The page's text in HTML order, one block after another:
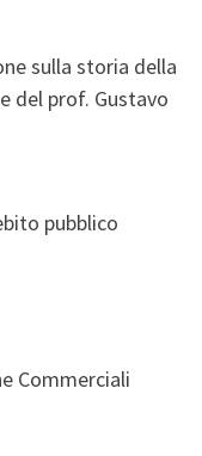
sulla storia della
del prof. Gustavo
pubblico
Commerciali